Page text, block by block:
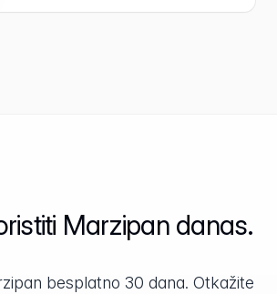
Marzipan danas.
besplatno 30 dana. Otkažite